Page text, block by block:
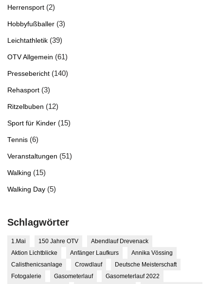
Herrensport (2)
Hobbyfußballer (3)
Leichtathletik (39)
OTV Allgemein (61)
Pressebericht (140)
Rehasport (3)
Ritzelbuben (12)
Sport für Kinder (15)
Tennis (6)
Veranstaltungen (51)
Walking (15)
Walking Day (5)
Schlagwörter
1.Mai 150 Jahre OTV
Abendlauf Drevenack
Aktion Lichtblicke
Anfänger Laufkurs
Annika Vössing
Calisthenicsanlage
Crowdlauf
Deutsche Meisterschaft
Fotogalerie
Gasometerlauf
Gasometerlauf 2022